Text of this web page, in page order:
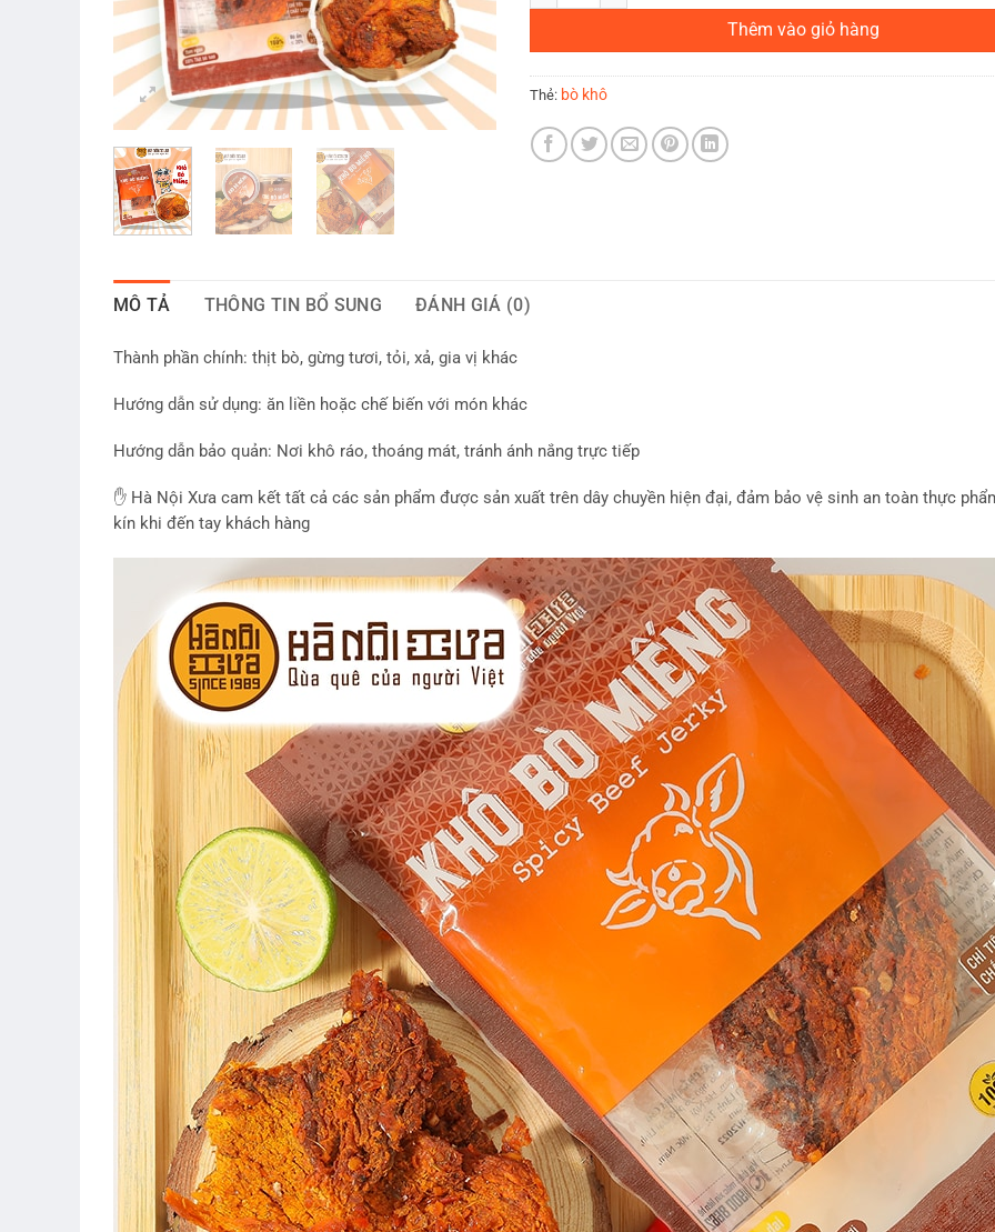
Thêm vào giỏ hàng
Thẻ: bò khô
MÔ TẢ THÔNG TIN BỔ SUNG ĐÁNH GIÁ (0)
Thành phần chính: thịt bò, gừng tươi, tỏi, xả, gia vị khác
Hướng dẫn sử dụng: ăn liền hoặc chế biến với món khác
Hướng dẫn bảo quản: Nơi khô ráo, thoáng mát, tránh ánh nắng trực tiếp
✋ Hà Nội Xưa cam kết tất cả các sản phẩm được sản xuất trên dây chuyền hiện đại, đảm bảo vệ sinh an toàn thực
kín khi đến tay khách hàng